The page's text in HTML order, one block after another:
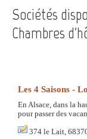
Sociétés
Chambres
Les 4 Saisons -
En Alsace, dans la
pour passer des
374 le Lait,